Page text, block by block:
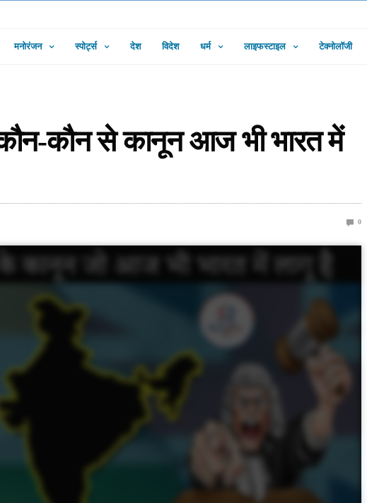
मनोरंजन स्पोर्ट्स देश विदेश धर्म लाइफस्टाइल टेक्नोलॉजी
कौन से कानून आज भी भारत में
0